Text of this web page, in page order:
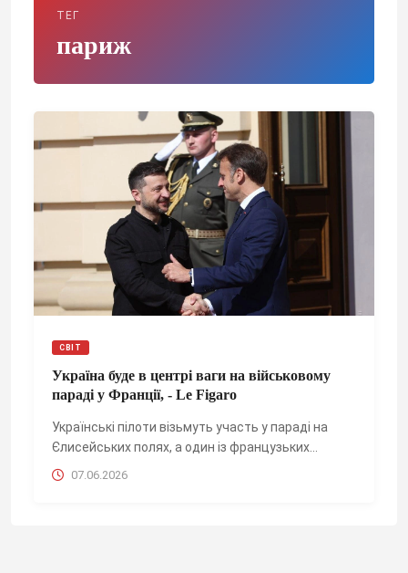
ТЕГ
париж
СВІТ
Україна буде в центрі ваги на військовому
параді у Франції, - Le Figaro
Українські пілоти візьмуть участь у параді на
Єлисейських полях, а один із французьких...
07.06.2026